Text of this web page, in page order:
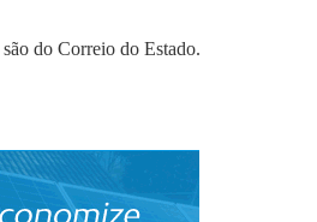
do Correio do Estado.